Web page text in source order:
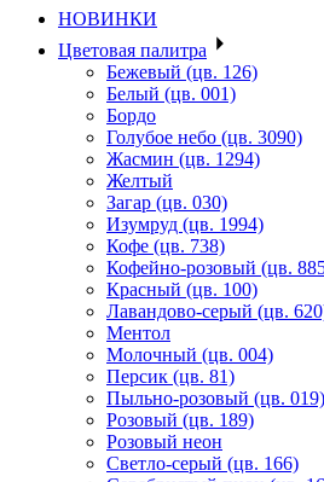
НОВИНКИ
Цветовая палитра
Бежевый (цв. 126)
Белый (цв. 001)
Бордо
Голубое небо (цв. 3090)
Жасмин (цв. 1294)
Желтый
Загар (цв. 030)
Изумруд (цв. 1994)
Кофе (цв. 738)
Кофейно-розовый (цв.
Красный (цв. 100)
Лавандово-серый (цв.
Ментол
Молочный (цв. 004)
Персик (цв. 81)
Пыльно-розовый (цв. 019)
Розовый (цв. 189)
Розовый неон
Светло-серый (цв. 166)